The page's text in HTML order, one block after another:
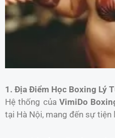
1. Địa Điểm Học Boxing Lý
Hệ thống của VimiDo
tại Hà Nội, mang đến sự tiện